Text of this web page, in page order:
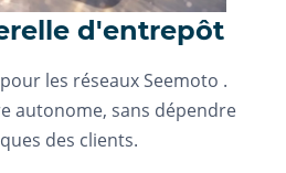
d'entrepôt
les réseaux Seemoto .
autonome, sans dépendre
des clients.